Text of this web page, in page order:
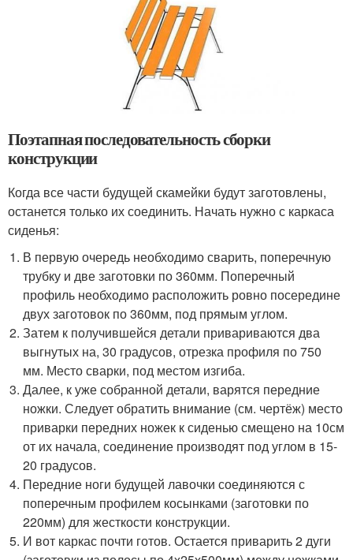
Поэтапная последовательность сборки
конструкции
Когда все части будущей скамейки будут заготовлены,
останется только их соединить. Начать нужно с каркаса
сиденья:
В первую очередь необходимо сварить, поперечную
трубку и две заготовки по 360мм. Поперечный
профиль необходимо расположить ровно посередине
двух заготовок по 360мм, под прямым углом.
Затем к получившейся детали привариваются два
выгнутых на, 30 градусов, отрезка профиля по 750
мм. Место сварки, под местом изгиба.
Далее, к уже собранной детали, варятся передние
ножки. Следует обратить внимание (см. чертёж) место
приварки передних ножек к сиденью смещено на 10см
от их начала, соединение производят под углом в 15-
20 градусов.
Передние ноги будущей лавочки соединяются с
поперечным профилем косынками (заготовки по
220мм) для жесткости конструкции.
И вот каркас почти готов. Остается приварить 2 дуги